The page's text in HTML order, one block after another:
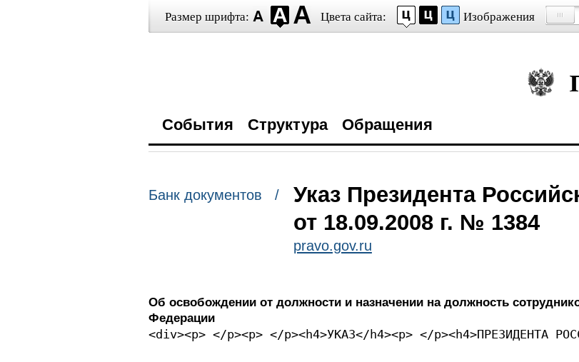
Размер шрифта: Цвета сайта: Изображения
События Структура Обращения
Банк документов /
Указ Президента
от 18.09.2008 г. № 1384
pravo.gov.ru
Об освобождении от должности и назначении на должность
Федерации
<div><p> </p><p> </p><h4>УКАЗ</h4><p> </p><h4>ПРЕЗИДЕНТА